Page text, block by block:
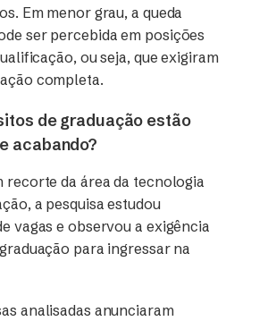
Em menor grau, a queda
ser percebida em posições
ou seja, que exigiram
completa.
de graduação estão
acabando?
recorte da área da tecnologia
a pesquisa estudou
vagas e observou a exigência
para ingressar na
analisadas anunciaram